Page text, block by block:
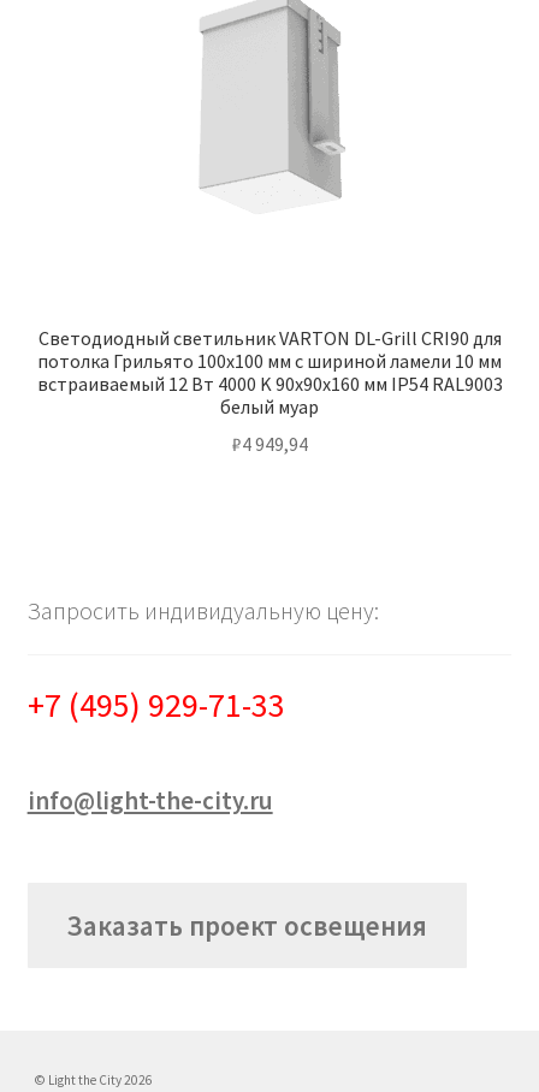
Светодиодный светильник VARTON DL-Grill CRI90 для
потолка Грильято 100х100 мм с шириной ламели 10 мм
встраиваемый 12 Вт 4000 K 90х90х160 мм IP54 RAL9003
белый муар
₽4 949,94
Запросить индивидуальную цену:
+7 (495) 929-71-33
info@light-the-city.ru
Заказать проект освещения
© Light the City 2026